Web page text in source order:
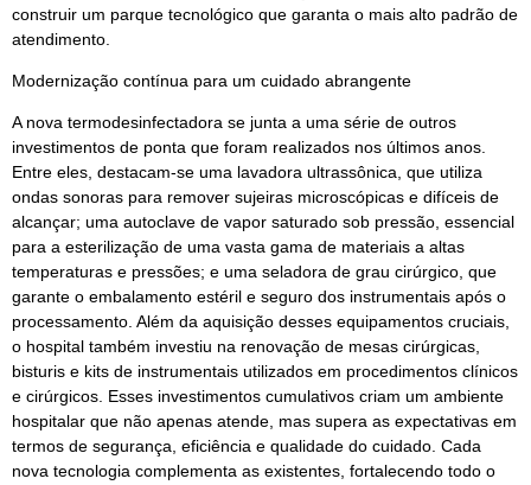
construir um parque tecnológico que garanta o mais alto padrão de
atendimento.
Modernização contínua para um cuidado abrangente
A nova termodesinfectadora se junta a uma série de outros
investimentos de ponta que foram realizados nos últimos anos.
Entre eles, destacam-se uma lavadora ultrassônica, que utiliza
ondas sonoras para remover sujeiras microscópicas e difíceis de
alcançar; uma autoclave de vapor saturado sob pressão, essencial
para a esterilização de uma vasta gama de materiais a altas
temperaturas e pressões; e uma seladora de grau cirúrgico, que
garante o embalamento estéril e seguro dos instrumentais após o
processamento. Além da aquisição desses equipamentos cruciais,
o hospital também investiu na renovação de mesas cirúrgicas,
bisturis e kits de instrumentais utilizados em procedimentos clínicos
e cirúrgicos. Esses investimentos cumulativos criam um ambiente
hospitalar que não apenas atende, mas supera as expectativas em
termos de segurança, eficiência e qualidade do cuidado. Cada
nova tecnologia complementa as existentes, fortalecendo todo o